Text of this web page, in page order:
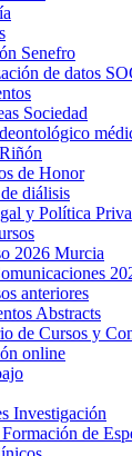
Senefro
de datos
Sociedad
de Honor
diálisis
y Política
2026 Murcia
anteriores
Abstracts
de Cursos y
online
Investigación
de